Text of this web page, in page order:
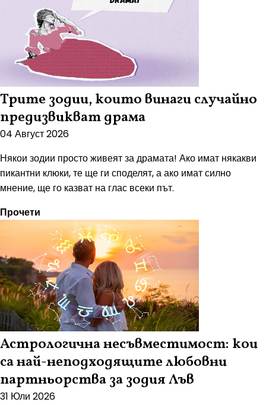
Трите зодии, които винаги случайно
предизвикват драма
04 Август 2026
Някои зодии просто живеят за драмата! Ако имат някакви
пикантни клюки, те ще ги споделят, а ако имат силно
мнение, ще го казват на глас всеки път.
Прочети
Астрологична несъвместимост: кои
са най-неподходящите любовни
партньорства за зодия Лъв
31 Юли 2026